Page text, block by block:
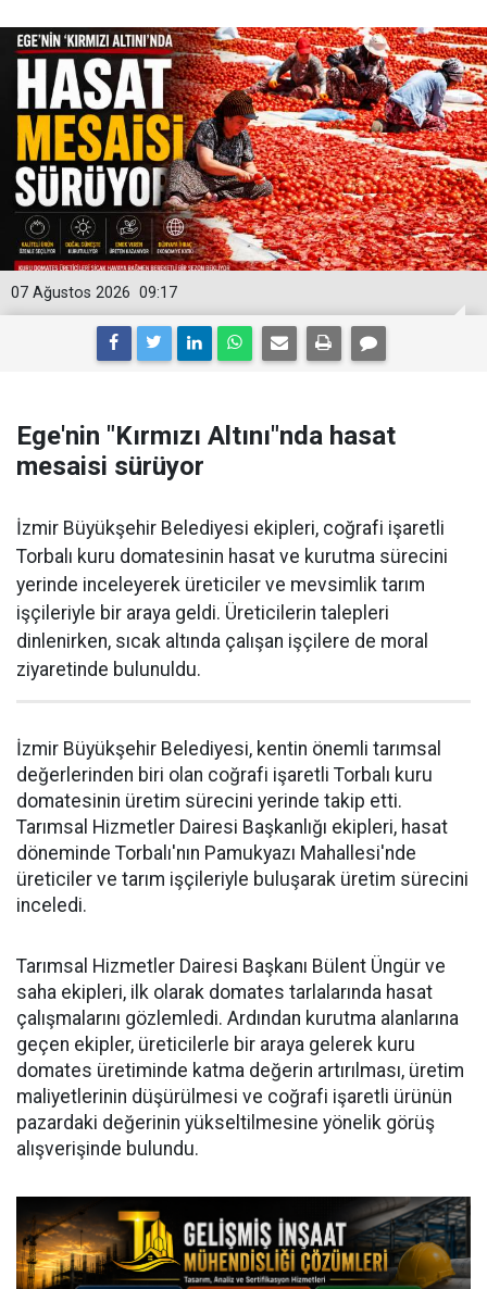
09:17
07 Ağustos 2026
Ege'nin "Kırmızı Altını"nda hasat
mesaisi sürüyor
İzmir Büyükşehir Belediyesi ekipleri, coğrafi işaretli
Torbalı kuru domatesinin hasat ve kurutma sürecini
yerinde inceleyerek üreticiler ve mevsimlik tarım
işçileriyle bir araya geldi. Üreticilerin talepleri
dinlenirken, sıcak altında çalışan işçilere de moral
ziyaretinde bulunuldu.
İzmir Büyükşehir Belediyesi, kentin önemli tarımsal
değerlerinden biri olan coğrafi işaretli Torbalı kuru
domatesinin üretim sürecini yerinde takip etti.
Tarımsal Hizmetler Dairesi Başkanlığı ekipleri, hasat
döneminde Torbalı'nın Pamukyazı Mahallesi'nde
üreticiler ve tarım işçileriyle buluşarak üretim sürecini
inceledi.
Tarımsal Hizmetler Dairesi Başkanı Bülent Üngür ve
saha ekipleri, ilk olarak domates tarlalarında hasat
çalışmalarını gözlemledi. Ardından kurutma alanlarına
geçen ekipler, üreticilerle bir araya gelerek kuru
domates üretiminde katma değerin artırılması, üretim
maliyetlerinin düşürülmesi ve coğrafi işaretli ürünün
pazardaki değerinin yükseltilmesine yönelik görüş
alışverişinde bulundu.